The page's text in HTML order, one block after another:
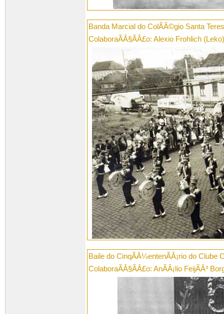
Banda Marcial do ColÃÂ©gio Santa
ColaboraÃÂ§ÃÂ£o: Alexio Frohlich (Leko)
Baile do CinqÃÂ¼entenÃÂ¡rio do Clube
ColaboraÃÂ§ÃÂ£o: AnÃÂ¡lio FeijÃÂ³